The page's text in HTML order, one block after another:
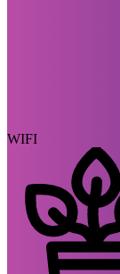
WIFI